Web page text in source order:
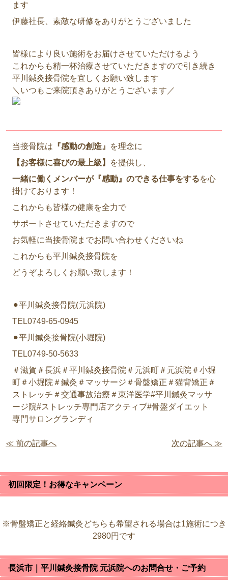
ます
伊藤社長、素敵な研修をありがとうございました
皆様により良い施術をお届けさせていただけるよう
これからも精一杯治療させていただきますので引き続き
平川鍼灸接骨院を宜しくお願い致します
＼いつもご来院頂きありがとうございます／
当接骨院は 『感動の創造』
を理念に
【お客様に喜びの最上級】
を提供し、
一緒に働くメンバーが『感動』のできる仕事をするを心
掛けております！
これからも皆様の健康を全力で
サポートさせていただきますので
お気軽に当接骨院までお問い合わせくださいね
これからも平川鍼灸接骨院を
どうぞよろしくお願い致します！
⚫︎平川鍼灸接骨院(元浜院)
TEL0749-65-0945
⚫︎平川鍼灸接骨院(小堀院)
TEL0749-50-5633
＃滋賀＃長浜＃平川鍼灸接骨院＃元浜町＃元浜院＃小堀
町＃小堀院＃鍼灸＃マッサージ＃骨盤矯正＃猫背矯正＃
ストレッチ＃交通事故治療＃東洋医学#平川鍼灸マッサ
ージ院#ストレッチ専門店アクティブ#骨盤ダイエット
専門サロングランディ
≪ 前の記事へ 次の記事へ ≫
初回限定！お得なキャンペーン
※骨盤矯正と経絡鍼灸どちらも希望される場合は1施術につき
2980円です
長浜市｜平川鍼灸接骨院 元浜院へのお問合せ・ご予約